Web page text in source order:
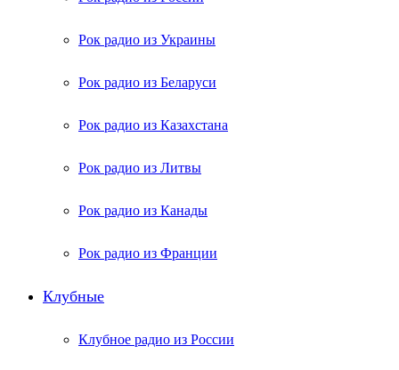
Рок радио из Украины
Рок радио из Беларуси
Рок радио из Казахстана
Рок радио из Литвы
Рок радио из Канады
Рок радио из Франции
Клубные
Клубное радио из России